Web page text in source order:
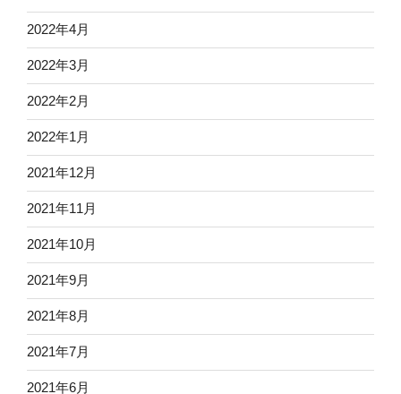
2022年4月
2022年3月
2022年2月
2022年1月
2021年12月
2021年11月
2021年10月
2021年9月
2021年8月
2021年7月
2021年6月